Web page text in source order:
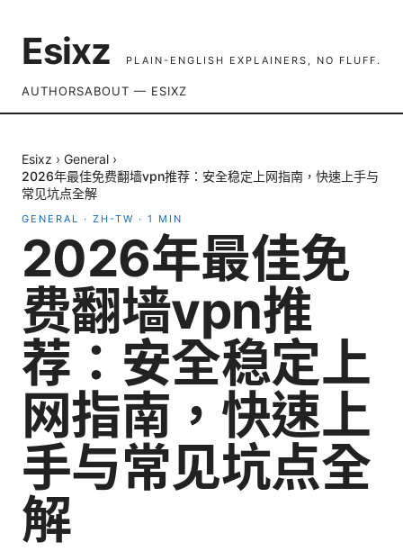
Esixz PLAIN-ENGLISH EXPLAINERS, NO FLUFF.
AUTHORSABOUT — ESIXZ
Esixz › General ›
2026年最佳免费翻墙vpn推荐：安全稳定上网指南，快速上手与
常见坑点全解
GENERAL · ZH-TW · 1 MIN
2026年最佳免
费翻墙vpn推
荐：安全稳定上
网指南，快速上
手与常见坑点全
解